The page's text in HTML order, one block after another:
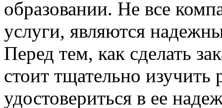
образовании. Не все
услуги, являются
Перед тем, как сделать
стоит тщательно
удостовериться в ее